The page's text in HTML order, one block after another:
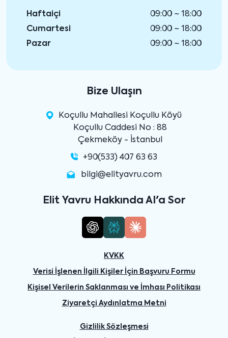
Haftaiçi
09:00 ~ 18:00
Cumartesi
09:00 ~ 18:00
Pazar
09:00 ~ 18:00
Bize Ulaşın
Koçullu Mahallesi Koçullu Köyü
Koçullu Caddesi No : 88
Çekmeköy - İstanbul
+90(533) 407 63 63
bilgi@elityavru.com
Elit Yavru Hakkında AI'a Sor
KVKK
Verisi İşlenen İlgili Kişiler İçin Başvuru Formu
Kişisel Verilerin Saklanması ve İmhası Politikası
Ziyaretçi Aydınlatma Metni
Gizlilik Sözleşmesi